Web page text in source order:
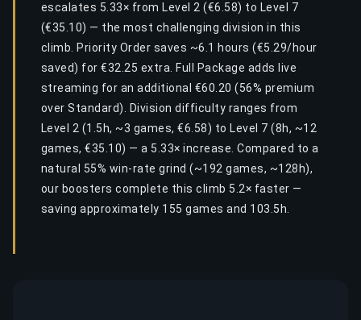
escalates 5.33× from Level 2 (€6.58) to Level 7
(€35.10) — the most challenging division in this
climb. Priority Order saves ~6.1 hours (€5.29/hour
saved) for €32.25 extra. Full Package adds live
streaming for an additional €60.20 (56% premium
over Standard). Division difficulty ranges from
Level 2 (1.5h, ~3 games, €6.58) to Level 7 (8h, ~12
games, €35.10) — a 5.33× increase. Compared to a
natural 55% win-rate grind (~192 games, ~128h),
our boosters complete this climb 5.2× faster —
saving approximately 155 games and 103.5h.